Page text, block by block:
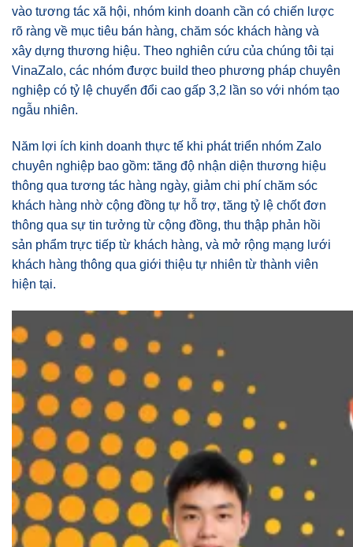
vào tương tác xã hội, nhóm kinh doanh cần có chiến lược
rõ ràng về mục tiêu bán hàng, chăm sóc khách hàng và
xây dựng thương hiệu. Theo nghiên cứu của chúng tôi tại
VinaZalo, các nhóm được build theo phương pháp chuyên
nghiệp có tỷ lệ chuyển đổi cao gấp 3,2 lần so với nhóm tạo
ngẫu nhiên.
Năm lợi ích kinh doanh thực tế khi phát triển nhóm Zalo
chuyên nghiệp bao gồm: tăng độ nhận diện thương hiệu
thông qua tương tác hàng ngày, giảm chi phí chăm sóc
khách hàng nhờ cộng đồng tự hỗ trợ, tăng tỷ lệ chốt đơn
thông qua sự tin tưởng từ cộng đồng, thu thập phản hồi
sản phẩm trực tiếp từ khách hàng, và mở rộng mạng lưới
khách hàng thông qua giới thiệu tự nhiên từ thành viên
hiện tại.